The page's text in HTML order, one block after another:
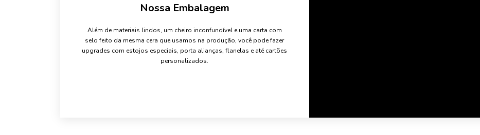
Nossa Embalagem
Além de materiais lindos, um cheiro inconfundível e uma carta com
selo feito da mesma cera que usamos na produção, você pode fazer
upgrades com estojos especiais, porta alianças, flanelas e até cartões
personalizados.